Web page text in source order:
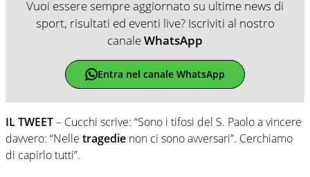
Vuoi essere sempre aggiornato su ultime news di
sport, risultati ed eventi live? Iscriviti al nostro
canaleWhatsApp
Entra nel canale WhatsApp
IL TWEET– Cucchi scrive: “Sono i tifosi del S. Paolo a vincere
davvero: “Nelle tragedie non ci sono avversari”. Cerchiamo
di capirlo tutti”.